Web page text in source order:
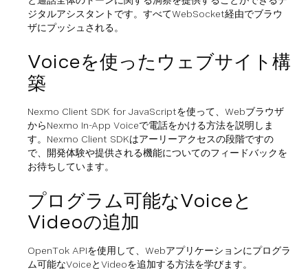
ジタルアシスタントです。すべてWebSocket経由でブラウ
ザにプッシュされる。
Voiceを使ったウェブサイト構
築
Nexmo Client SDK for JavaScriptを使って、Webブラウザ
からNexmo In-App Voiceで電話をかける方法を説明しま
す。Nexmo Client SDKはアーリーアクセスの段階ですの
で、開発体験や提供される機能についてのフィードバックを
お待ちしています。
プログラム可能なVoiceと
Videoの追加
OpenTok APIを使用して、Webアプリケーションにプログラ
ム可能なVoiceとVideoを追加する方法を学びます。